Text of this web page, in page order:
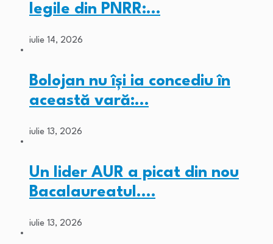
legile din PNRR:…
iulie 14, 2026
Bolojan nu își ia concediu în
această vară:…
iulie 13, 2026
Un lider AUR a picat din nou
Bacalaureatul.…
iulie 13, 2026